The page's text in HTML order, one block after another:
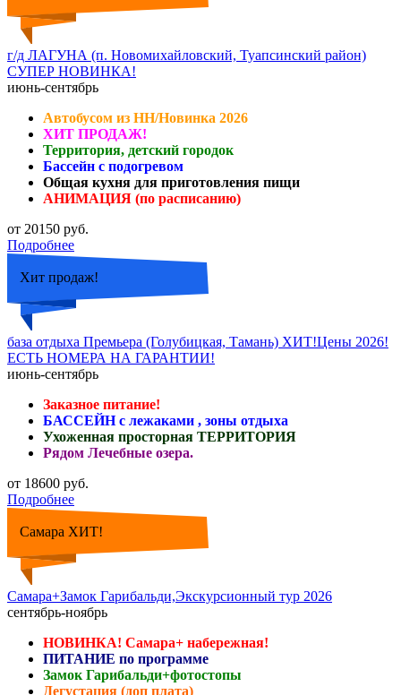
г/д ЛАГУНА (п. Новомихайловский, Туапсинский район)
СУПЕР НОВИНКА!
июнь-сентябрь
Автобусом из НН/Новинка 2026
ХИТ ПРОДАЖ!
Территория, детский городок
Бассейн с подогревом
Общая кухня для приготовления пищи
АНИМАЦИЯ (по расписанию)
от 20150 руб.
Подробнее
Хит продаж!
база отдыха Премьера (Голубицкая, Тамань) ХИТ!Цены 2026!
ЕСТЬ НОМЕРА НА ГАРАНТИИ!
июнь-сентябрь
Заказное питание!
БАССЕЙН с лежаками , зоны отдыха
Ухоженная просторная ТЕРРИТОРИЯ
Рядом Лечебные озера.
от 18600 руб.
Подробнее
Самара ХИТ!
Самара+Замок Гарибальди,Экскурсионный тур 2026
сентябрь-ноябрь
НОВИНКА! Самара+ набережная!
ПИТАНИЕ по программе
Замок Гарибальди+фотостопы
Дегустация (доп плата)